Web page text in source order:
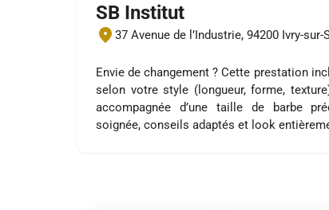
SB Institut
37 Avenue de l’Industrie, 94200 Ivry-sur-
Envie de changement ? Cette prestation
selon votre style (longueur, forme,
accompagnée d’une taille de barbe
soignée, conseils adaptés et look